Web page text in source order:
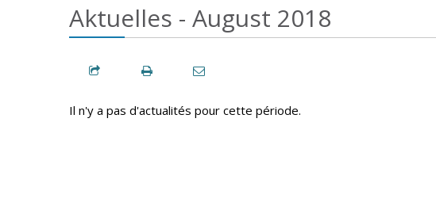
Aktuelles - August 2018
Il n'y a pas d'actualités pour cette période.